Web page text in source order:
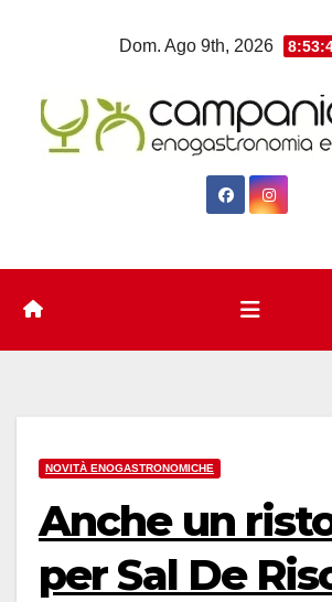
Dom. Ago 9th, 2026
NOVITÀ ENOGASTRONOMICHE
Anche un
per Sal De